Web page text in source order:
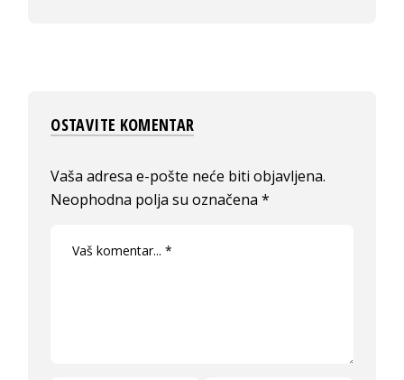
OSTAVITE KOMENTAR
Vaša adresa e-pošte neće biti objavljena.
Neophodna polja su označena*